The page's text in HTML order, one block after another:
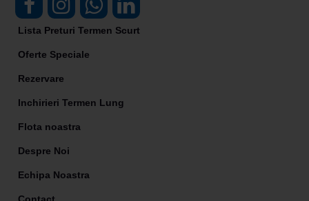
Lista Preturi Termen Scurt
Oferte Speciale
Rezervare
Inchirieri Termen Lung
Flota noastra
Despre Noi
Echipa Noastra